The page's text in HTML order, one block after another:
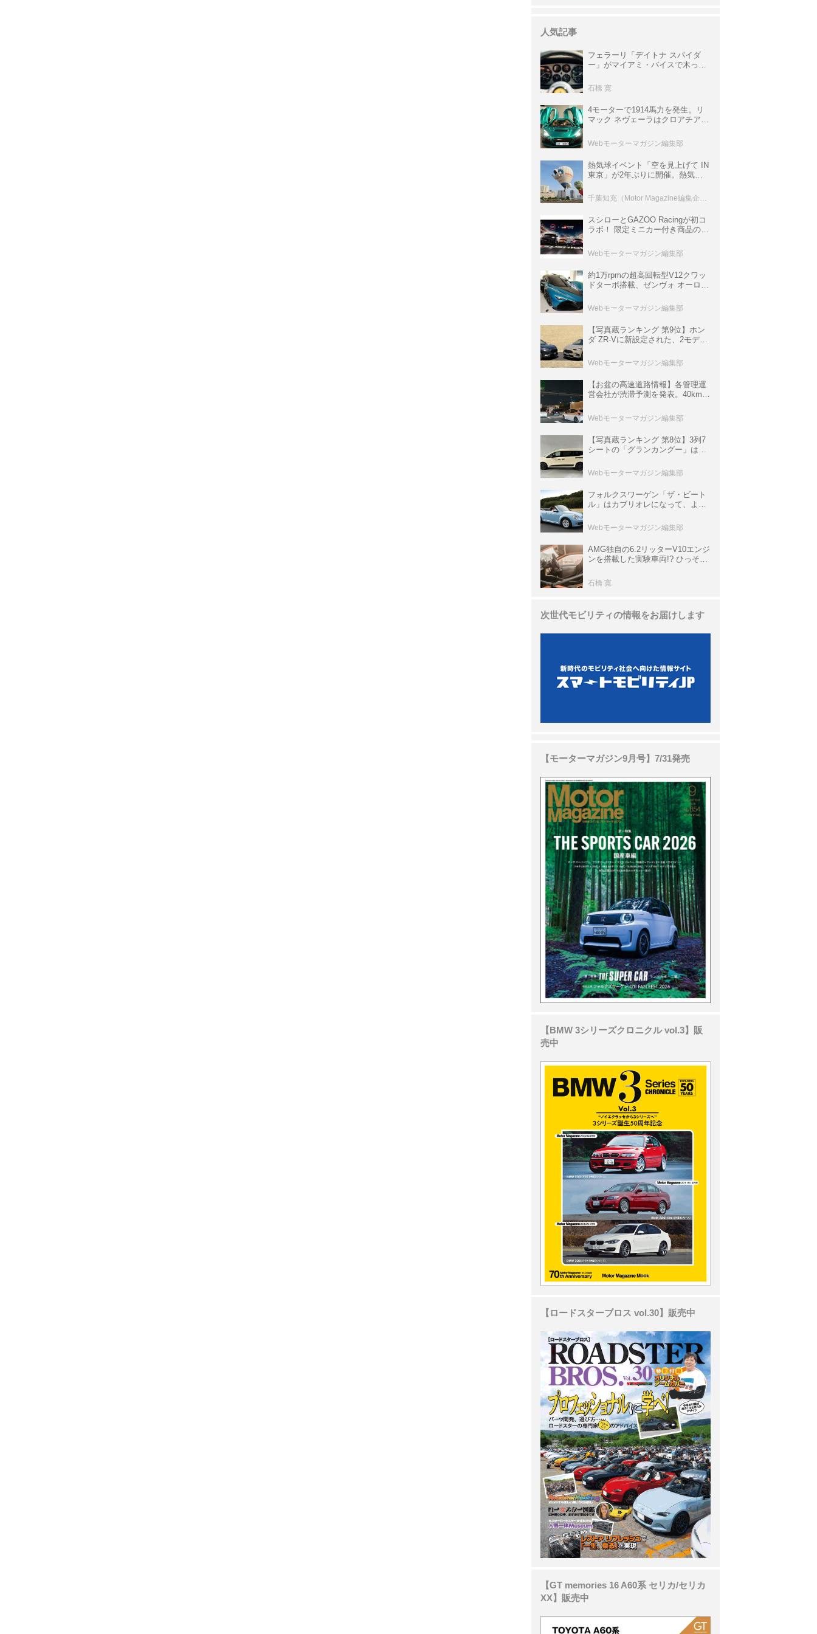
人気記事
フェラーリ「デイトナ スパイダ
ー」がマイアミ・バイスで木っ端
サ」に化けた理由
石橋 寛
4モーターで1914馬力を発生。リ
マック ネヴェーラはクロアチア発
ロニクル・完全版／115】
Webモーターマガジン編集部
熱気球イベント「空を見上げて IN
東京」が2年ぶりに開催。熱気球
室などのコンテンツも
千葉知充（Motor Magazine編集企画室）
スシローとGAZOO Racingが初コ
ラボ！ 限定ミニカー付き商品の
ト体験があたる抽選企画などを展
開
Webモーターマガジン編集部
約1万rpmの超高回転型V12クワッ
ドターボ搭載、ゼンヴォ オーロラ
イパーカー【スーパーカークロニ
クル・完全版／116】
Webモーターマガジン編集部
【写真蔵ランキング 第9位】ホン
ダ ZR-Vに新設定された、2モデル
グ」と「ブラックスタイル」
Webモーターマガジン編集部
【お盆の高速道路情報】各管理運
営会社が渋滞予測を発表。40km以
数ある
Webモーターマガジン編集部
【写真蔵ランキング 第8位】3列7
シートの「グランカングー」は、
ア＆ブラックバンパーの組み合わ
せ
Webモーターマガジン編集部
フォルクスワーゲン「ザ・ビート
ル」はカブリオレになって、より
と昔の新車】
Webモーターマガジン編集部
AMG独自の6.2リッターV10エンジ
ンを搭載した実験車両!? ひっそり
P900 プロトタイプ」とは
石橋 寛
次世代モビリティの情報をお届けします
【モーターマガジン9月号】7/31発売
【BMW 3シリーズクロニクル vol.3】販
売中
【ロードスターブロス vol.30】販売中
【GT memories 16 A60系 セリカ/セリカ
XX】販売中